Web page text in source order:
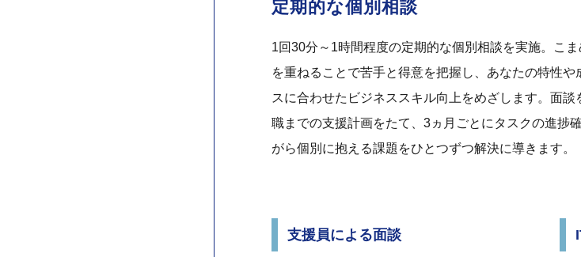
定期的な個別相談
1回30分～1時間程度の定期的な個別相談を実施。こ
を重ねることで苦手と得意を把握し、あなたの特性や
スに合わせたビジネススキル向上をめざします。面談
職までの支援計画をたて、3ヵ月ごとにタスクの進捗
がら個別に抱える課題をひとつずつ解決に導きます。
支援員による面談